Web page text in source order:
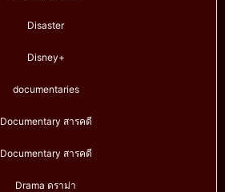
Disaster
Disney+
documentaries
Documentary สารคดี
Documentary สารคดี
Drama ดราม่า